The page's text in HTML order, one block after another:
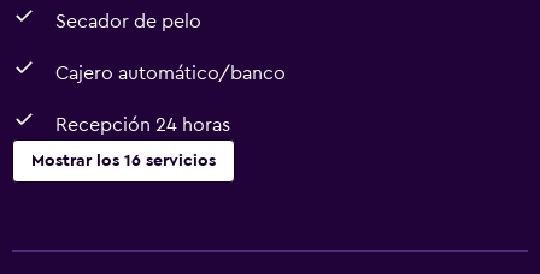
Secador de pelo
Cajero automático/banco
Recepción 24 horas
Mostrar los 16 servicios
Wifi gratis